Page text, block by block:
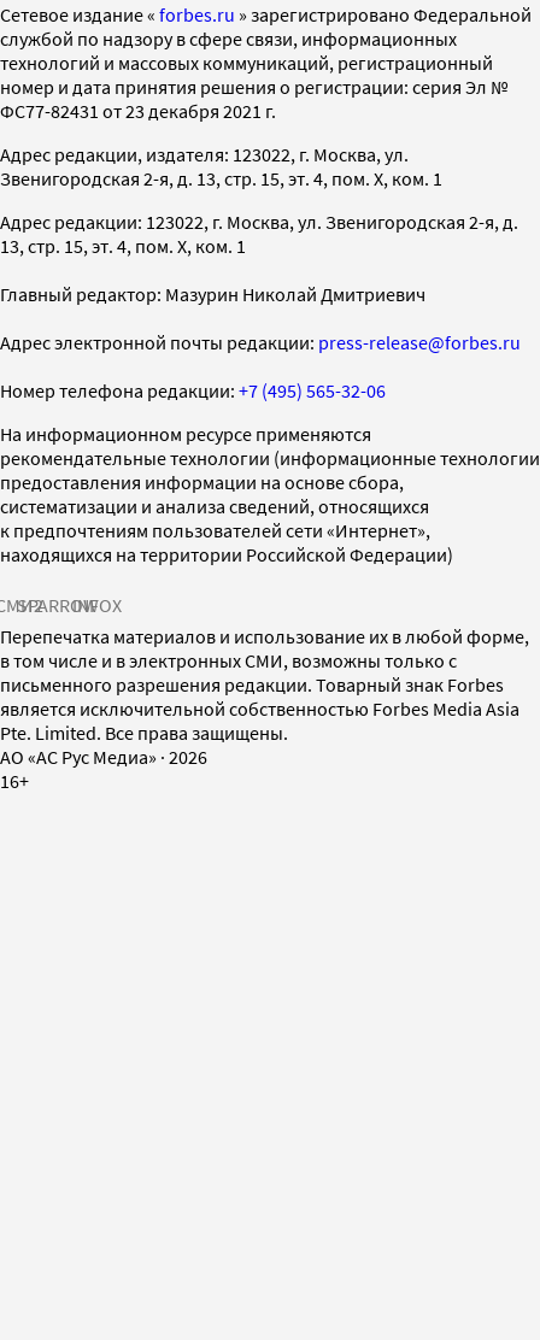
Cетевое издание « forbes.ru » зарегистрировано Федеральной
службой по надзору в сфере связи, информационных
технологий и массовых коммуникаций, регистрационный
номер и дата принятия решения о регистрации: серия Эл №
ФС77-82431 от 23 декабря 2021 г.
Адрес редакции, издателя: 123022, г. Москва, ул.
Звенигородская 2-я, д. 13, стр. 15, эт. 4, пом. X, ком. 1
Адрес редакции: 123022, г. Москва, ул. Звенигородская 2-я, д.
13, стр. 15, эт. 4, пом. X, ком. 1
Главный редактор: Мазурин Николай Дмитриевич
Адрес электронной почты редакции: press-release@forbes.ru
Номер телефона редакции: +7 (495) 565-32-06
На информационном ресурсе применяются
рекомендательные технологии (информационные технологии
предоставления информации на основе сбора,
систематизации и анализа сведений, относящихся
к предпочтениям пользователей сети «Интернет»,
находящихся на территории Российской Федерации)
SPARROWINFOX
Перепечатка материалов и использование их в любой форме,
в том числе и в электронных СМИ, возможны только с
письменного разрешения редакции. Товарный знак Forbes
является исключительной собственностью Forbes Media Asia
Pte. Limited. Все права защищены.
AO «АС Рус Медиа» · 2026
16+